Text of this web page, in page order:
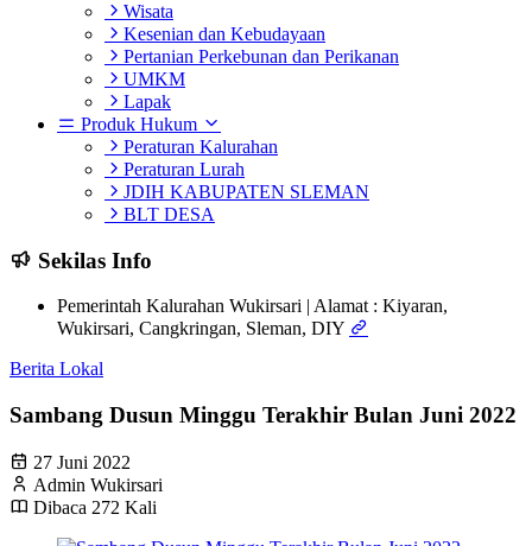
Wisata
Kesenian dan Kebudayaan
Pertanian Perkebunan dan Perikanan
UMKM
Lapak
Produk Hukum
Peraturan Kalurahan
Peraturan Lurah
JDIH KABUPATEN SLEMAN
BLT DESA
Sekilas Info
Pemerintah Kalurahan Wukirsari | Alamat : Kiyaran,
Wukirsari, Cangkringan, Sleman, DIY
Berita Lokal
Sambang Dusun Minggu Terakhir Bulan Juni 2022
27 Juni 2022
Admin Wukirsari
Dibaca 272 Kali